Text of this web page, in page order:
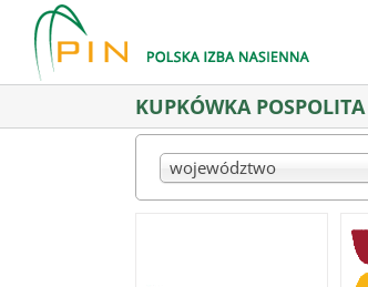
content
KUPKÓWKA POSPOLITA
województwo